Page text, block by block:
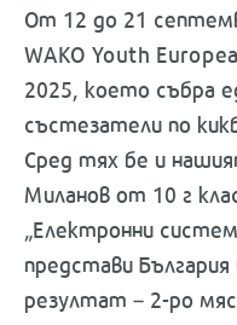
От 12 до 21
WAKO Youth
2025, което събра
състезатели по
Сред тях бе и
Миланов от 10 г
„Електронни
представи
резултат – 2-ро